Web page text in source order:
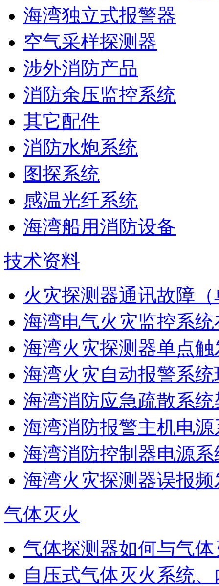
海湾独立式报警器
空气采样探测器
涉外消防产品
消防余压监控系统
其它配件
消防水炮系统
图探系统
感温光纤系统
海湾船用消防设备
技术资料
火灾探测器通讯故障
海湾电气火灾监控系统
海湾火灾探测器单点
海湾火灾自动报警系统
海湾消防应急疏散系统
海湾消防报警主机电源
海湾消防控制器电源系
海湾火灾探测器误报频
气体灭火
气体探测器如何与气
自压式气体灭火系统